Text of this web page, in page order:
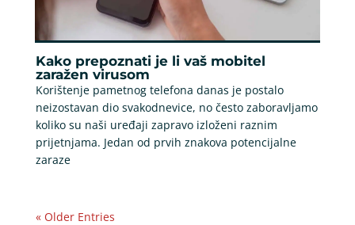
Kako prepoznati je li vaš mobitel
zaražen virusom
Korištenje pametnog telefona danas je postalo
neizostavan dio svakodnevice, no često zaboravljamo
koliko su naši uređaji zapravo izloženi raznim
prijetnjama. Jedan od prvih znakova potencijalne
zaraze
« Older Entries